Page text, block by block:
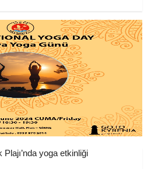
yoga etkinliği